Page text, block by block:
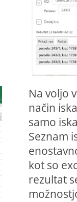
Na voljo
način
samo
Seznam
kot so
rezultat